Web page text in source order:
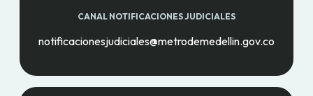
CANAL NOTIFICACIONES JUDICIALES
notificacionesjudiciales@metrodemedellin.gov.co